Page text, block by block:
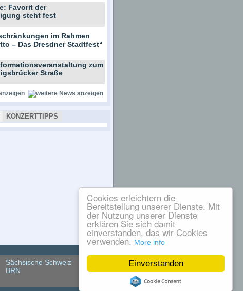
Einverstanden
Cookies erleichtern die
Bereitstellung unserer Dienste. Mit
der Nutzung unserer Dienste
erklären Sie sich damit
einverstanden, das wir Cookies
verwenden. More info
Favorit der
steht fest
im Rahmen
– Das Dresdner Stadtfest“
zum
Straße
KONZERTTIPPS
Sächsische Schweiz
BRN